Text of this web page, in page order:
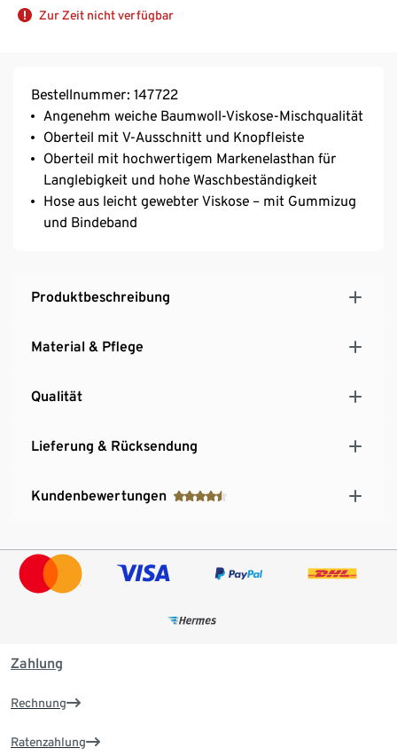
Zur Zeit nicht verfügbar
Bestellnummer: 147722
Angenehm weiche Baumwoll-Viskose-Mischqualität
Oberteil mit V-Ausschnitt und Knopfleiste
Oberteil mit hochwertigem Markenelasthan für
Langlebigkeit und hohe Waschbeständigkeit
Hose aus leicht gewebter Viskose – mit Gummizug
und Bindeband
Produktbeschreibung
Material & Pflege
Qualität
Lieferung & Rücksendung
Kundenbewertungen
Zahlung
Rechnung
Ratenzahlung